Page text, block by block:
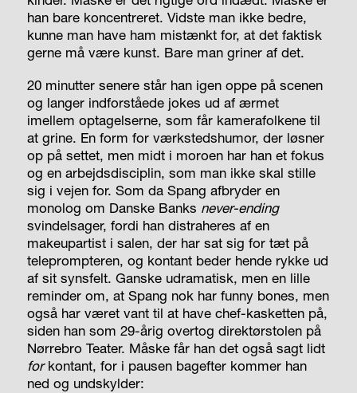
han bare koncentreret. Vidste man ikke bedre,
kunne man have ham mistænkt for, at det faktisk
gerne må være kunst. Bare man griner af det.
20 minutter senere står han igen oppe på scenen
og langer indforståede jokes ud af ærmet
imellem optagelserne, som får kamerafolkene til
at grine. En form for værkstedshumor, der løsner
op på settet, men midt i moroen har han et fokus
og en arbejdsdisciplin, som man ikke skal stille
sig i vejen for. Som da Spang afbryder en
monolog om Danske Banks never-ending
svindelsager, fordi han distraheres af en
makeupartist i salen, der har sat sig for tæt på
teleprompteren, og kontant beder hende rykke ud
af sit synsfelt. Ganske udramatisk, men en lille
reminder om, at Spang nok har funny bones, men
også har været vant til at have chef-kasketten på,
siden han som 29-årig overtog direktørstolen på
Nørrebro Teater. Måske får han det også sagt lidt
forkontant, for i pausen bagefter kommer han
ned og undskylder: